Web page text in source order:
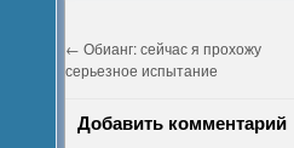
← Обианг: сейчас я прохожу
серьезное испытание
Добавить комментарий